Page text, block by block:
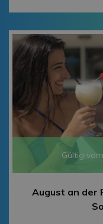
Gültig
August an der